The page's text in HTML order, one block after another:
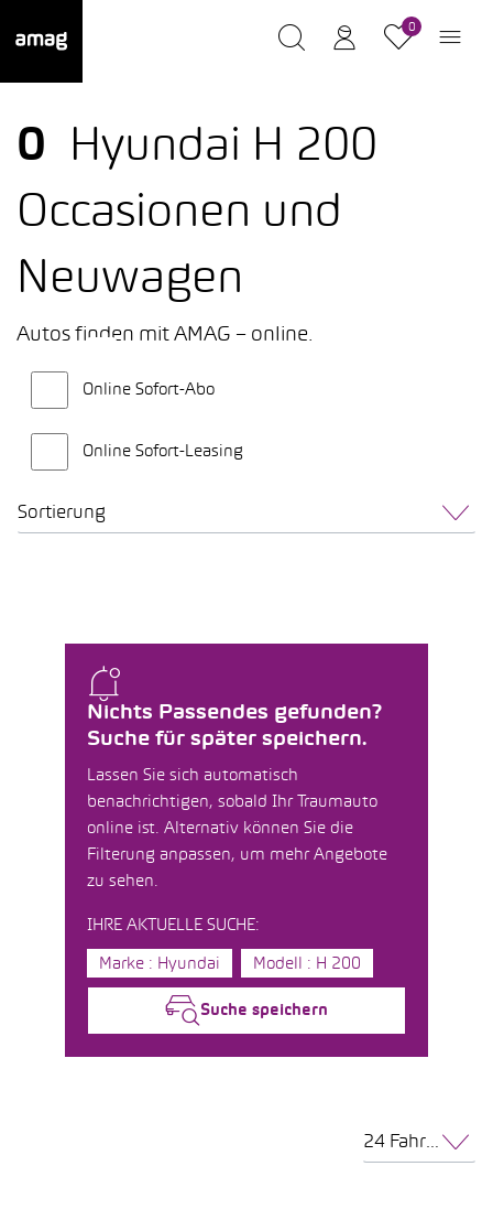
0
0
Hyundai H 200
Occasionen und
Neuwagen
Autos finden mit AMAG – online.
Online Sofort-Abo
Online Sofort-Leasing
Sortierung
Nichts Passendes gefunden?
Suche für später speichern.
Lassen Sie sich automatisch
benachrichtigen, sobald Ihr Traumauto
online ist. Alternativ können Sie die
Filterung anpassen, um mehr Angebote
zu sehen.
IHRE AKTUELLE SUCHE:
Marke : Hyundai Modell : H 200
Suche speichern
24 Fahrzeuge pro Seite